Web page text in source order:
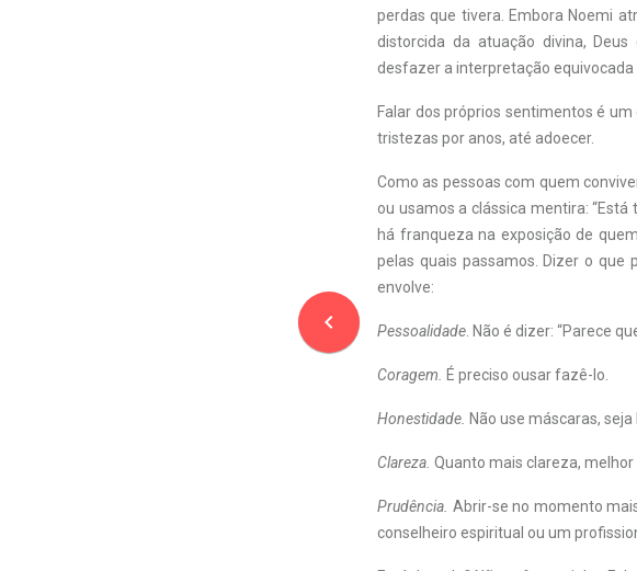
navigate_before
perdas que tivera. Embora Noemi
distorcida da atuação divina,
desfazer a interpretação equivocada
Falar dos próprios sentimentos é
tristezas por anos, até adoecer.
Como as pessoas com quem
ou usamos a clássica mentira:
há franqueza na exposição de
pelas quais passamos. Dizer o que
envolve:
Pessoalidade . Não é dizer: “Parece
Coragem. É preciso ousar fazê-lo.
Honestidade. Não use máscaras, seja
Clareza. Quanto mais clareza,
Prudência. Abrir-se no momento
conselheiro espiritual ou um